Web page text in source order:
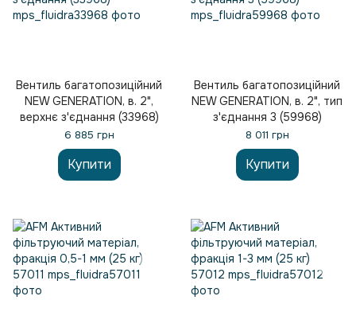
Вентиль багатопозиційний
NEW GENERATION, в. 2",
верхнє з'єднання (33968)
6 885 грн
Купити
Вентиль багатопозиційний
NEW GENERATION, в. 2", тип
з'єднання 3 (59968)
8 011 грн
Купити